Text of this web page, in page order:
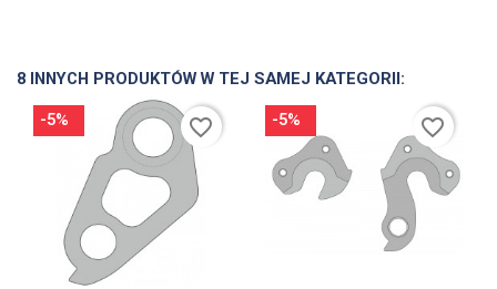
8 INNYCH PRODUKTÓW W TEJ SAMEJ KATEGORII:
-5% favorite_border -5% favorite_border